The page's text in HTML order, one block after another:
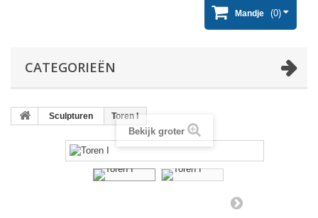
Mandje (0)
CATEGORIEËN
Sculpturen Toren I
Bekijk groter